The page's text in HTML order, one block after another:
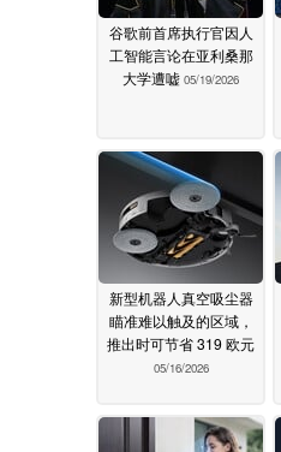
谷歌前首席执行官因人
工智能言论在亚利桑那
大学遭嘘 05/19/2026
新型机器人真空吸尘器
瞄准难以触及的区域，
推出时可节省 319 欧元
05/16/2026